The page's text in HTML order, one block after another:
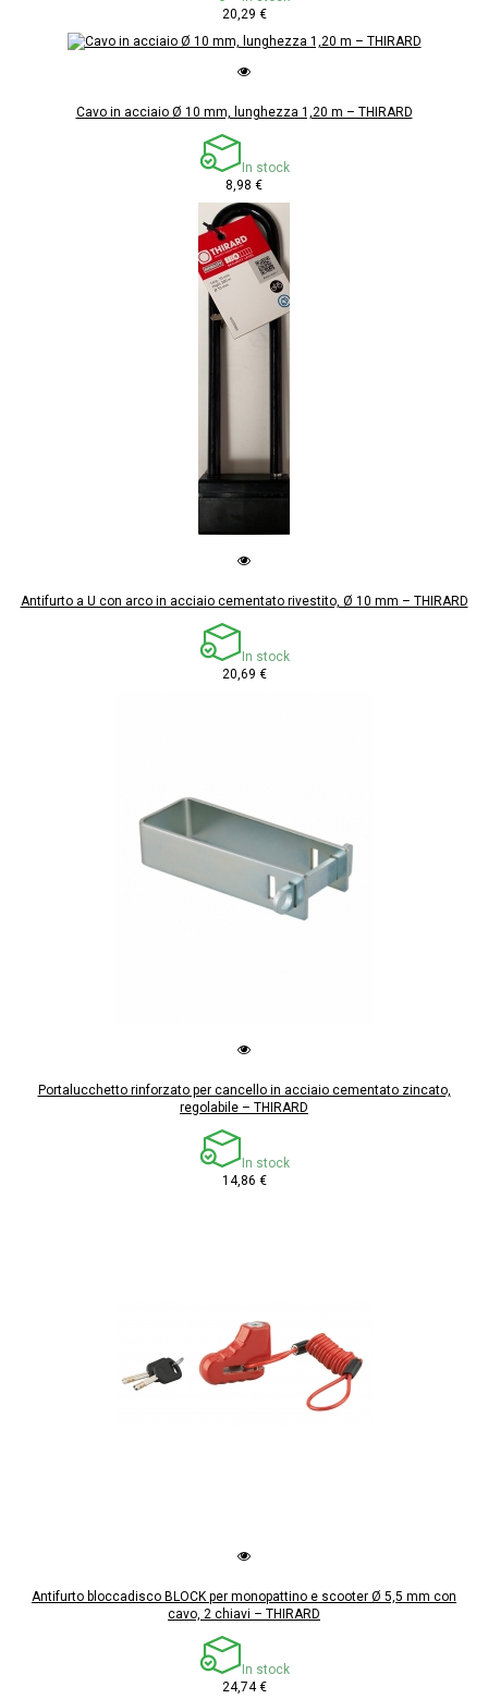
20,29 €
Cavo in acciaio Ø 10 mm, lunghezza 1,20 m – THIRARD
In stock
8,98 €
Antifurto a U con arco in acciaio cementato rivestito, Ø 10 mm – THIRARD
In stock
20,69 €
Portalucchetto rinforzato per cancello in acciaio cementato zincato,
regolabile – THIRARD
In stock
14,86 €
Antifurto bloccadisco BLOCK per monopattino e scooter Ø 5,5 mm con
cavo, 2 chiavi – THIRARD
In stock
24,74 €